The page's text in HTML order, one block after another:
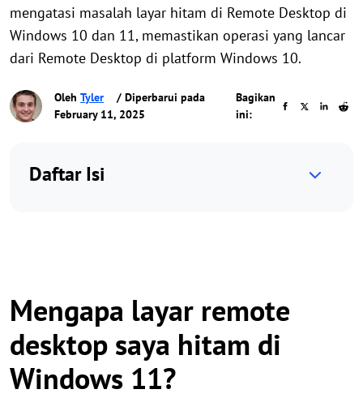
mengatasi masalah layar hitam di Remote Desktop di
Windows 10 dan 11, memastikan operasi yang lancar
dari Remote Desktop di platform Windows 10.
Oleh Tyler
/ Diperbarui pada
February 11, 2025
Bagikan
ini:
Daftar Isi
Mengapa layar remote
desktop saya hitam di
Windows 11?